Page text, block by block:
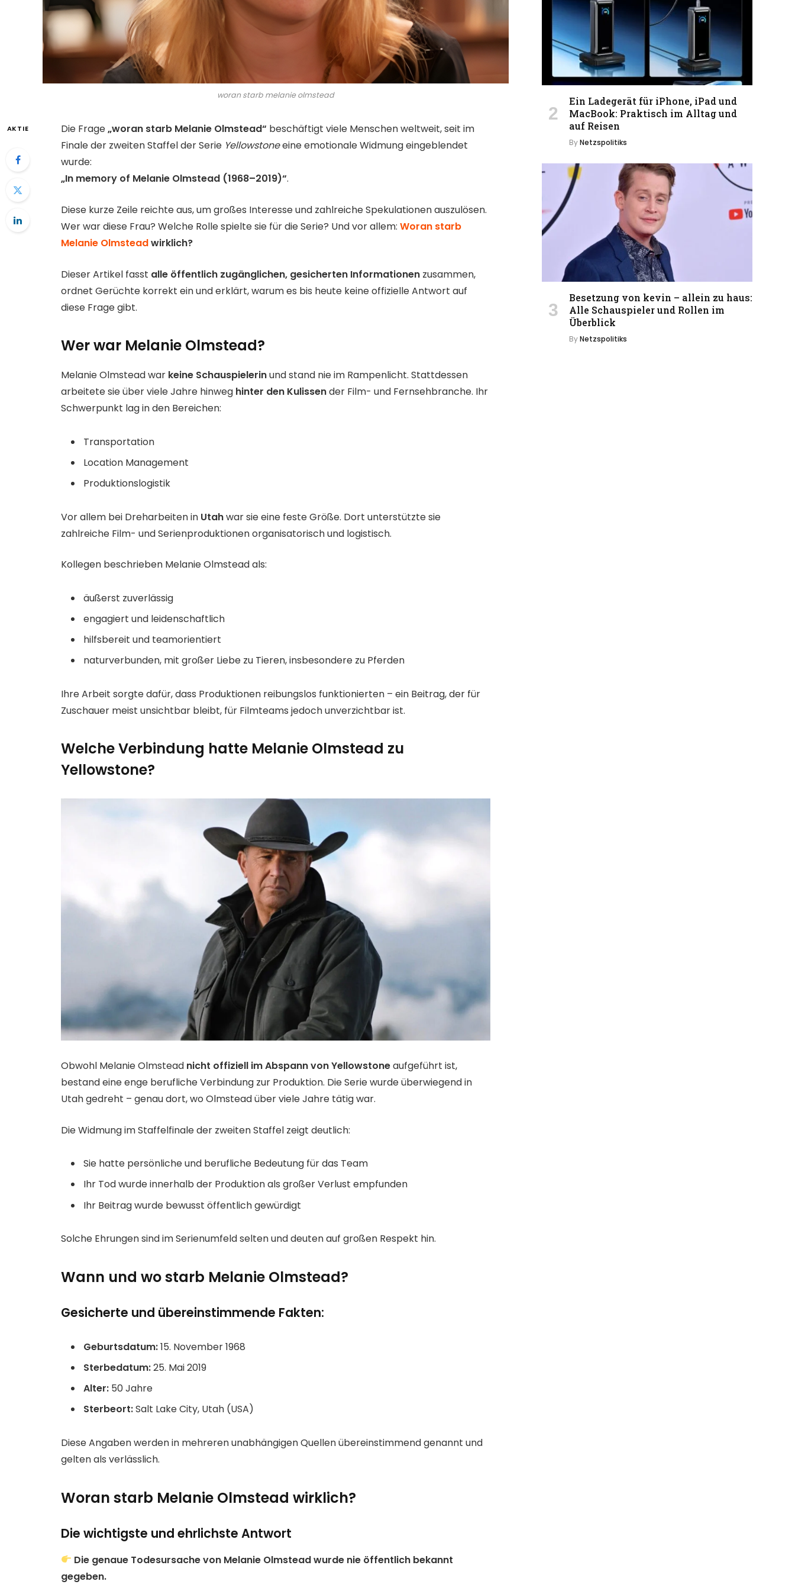
woran starb melanie olmstead
AKTIE Die Frage„woran starb Melanie Olmstead“ beschäftigt viele Menschen weltweit, seit im
Finale der zweiten Staffel der Serie Yellowstoneeine emotionale Widmung eingeblendet
wurde:
„In memory of Melanie Olmstead (1968–2019)“.
Diese kurze Zeile reichte aus, um großes Interesse und zahlreiche Spekulationen auszulösen.
Wer war diese Frau? Welche Rolle spielte sie für die Serie? Und vor allem: Woran starb
Melanie Olmsteadwirklich?
Dieser Artikel fasst alle öffentlich zugänglichen, gesicherten Informationen zusammen,
ordnet Gerüchte korrekt ein und erklärt, warum es bis heute keine offizielle Antwort auf
diese Frage gibt.
Wer war Melanie Olmstead?
Melanie Olmstead war keine Schauspielerinund stand nie im Rampenlicht. Stattdessen
arbeitete sie über viele Jahre hinweg hinter den Kulissender Film- und Fernsehbranche. Ihr
Schwerpunkt lag in den Bereichen:
Transportation
Location Management
Produktionslogistik
Vor allem bei Dreharbeiten in Utahwar sie eine feste Größe. Dort unterstützte sie
zahlreiche Film- und Serienproduktionen organisatorisch und logistisch.
Kollegen beschrieben Melanie Olmstead als:
äußerst zuverlässig
engagiert und leidenschaftlich
hilfsbereit und teamorientiert
naturverbunden, mit großer Liebe zu Tieren, insbesondere zu Pferden
Ihre Arbeit sorgte dafür, dass Produktionen reibungslos funktionierten – ein Beitrag, der für
Zuschauer meist unsichtbar bleibt, für Filmteams jedoch unverzichtbar ist.
Welche Verbindung hatte Melanie Olmstead zu
Yellowstone?
Obwohl Melanie Olmstead nicht offiziell im Abspann von Yellowstoneaufgeführt ist,
bestand eine enge berufliche Verbindung zur Produktion. Die Serie wurde überwiegend in
Utah gedreht – genau dort, wo Olmstead über viele Jahre tätig war.
Die Widmung im Staffelfinale der zweiten Staffel zeigt deutlich:
Sie hatte persönliche und berufliche Bedeutung für das Team
Ihr Tod wurde innerhalb der Produktion als großer Verlust empfunden
Ihr Beitrag wurde bewusst öffentlich gewürdigt
Solche Ehrungen sind im Serienumfeld selten und deuten auf großen Respekt hin.
Wann und wo starb Melanie Olmstead?
Gesicherte und übereinstimmende Fakten:
Geburtsdatum:15. November 1968
Sterbedatum:25. Mai 2019
Alter: 50 Jahre
Sterbeort:Salt Lake City, Utah (USA)
Diese Angaben werden in mehreren unabhängigen Quellen übereinstimmend genannt und
gelten als verlässlich.
Woran starb Melanie Olmstead wirklich?
Die wichtigste und ehrlichste Antwort
Die genaue Todesursache von Melanie Olmstead wurde nie öffentlich bekannt
gegeben.
Ein Ladegerät für iPhone, iPad und
MacBook: Praktisch im Alltag und
auf Reisen
ByNetzspolitiks
Besetzung von kevin – allein zu haus:
Alle Schauspieler und Rollen im
Überblick
ByNetzspolitiks